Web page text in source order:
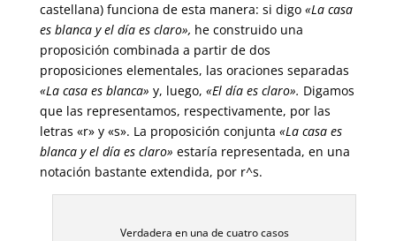
castellana) funciona de esta manera: si digo «La casa
es blanca y el día es claro», he construido una
proposición combinada a partir de dos
proposiciones elementales, las oraciones separadas
«La casa es blanca» y, luego, «El día es claro». Digamos
que las representamos, respectivamente, por las
letras «r» y «s». La proposición conjunta «La casa es
blanca y el día es claro» estaría representada, en una
notación bastante extendida, por r^s.
Verdadera en una de cuatro casos